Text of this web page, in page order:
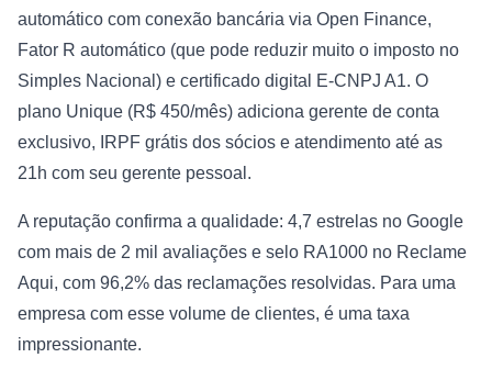
automático com conexão bancária via Open Finance,
Fator R automático (que pode reduzir muito o imposto no
Simples Nacional) e certificado digital E-CNPJ A1. O
plano Unique (R$ 450/mês) adiciona gerente de conta
exclusivo, IRPF grátis dos sócios e atendimento até as
21h com seu gerente pessoal.
A reputação confirma a qualidade: 4,7 estrelas no Google
com mais de 2 mil avaliações e selo RA1000 no Reclame
Aqui, com 96,2% das reclamações resolvidas. Para uma
empresa com esse volume de clientes, é uma taxa
impressionante.